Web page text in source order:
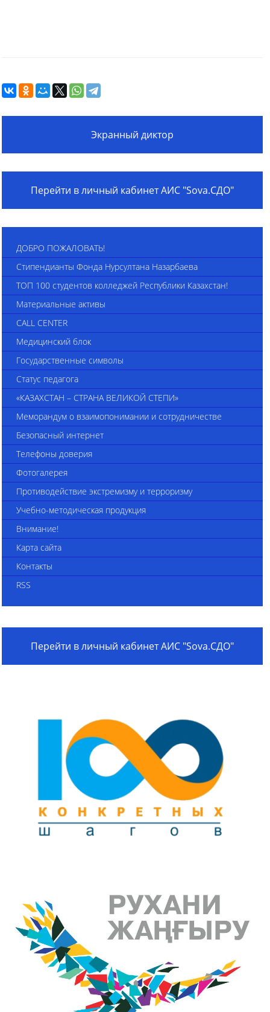
Экранный диктор
Перейти в личный кабинет АИС "Sova.СДО"
ДОБРО ПОЖАЛОВАТЬ!
Стипендианты Фонда Нурсултана Назарбаева
ТОП 100 студентов колледжей Республики Казахстан!
Материальные активы
CALL CENTER
Медицинский блок
Государственные символы
Статус педагога
«КАЗАХСТАН – СТРАНА ВЕЛИКОЙ СТЕПИ»
Меморандум о взаимопонимании и сотрудничестве
Безопасный интернет
Телефоны доверия
Фотогалерея
Противодействие экстремизму и терроризму
Учебно-методическая продукция
Внимание!
Карта сайта
Контакты
RSS
Перейти в личный кабинет АИС "Sova.СДО"